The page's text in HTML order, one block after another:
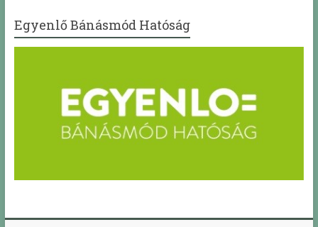
Egyenlő Bánásmód Hatóság